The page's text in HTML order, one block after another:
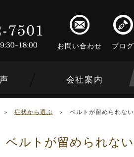
ブログ
お問い合わせ
会社案内
> 症状から選ぶ > ベルトが留められない
ベルトが留められない